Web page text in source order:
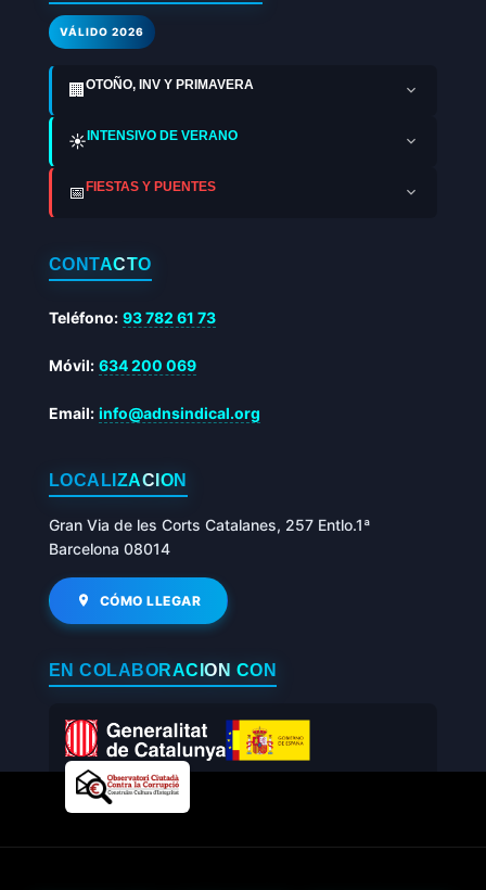
VÁLIDO 2026
🏢OTOÑO, INV Y PRIMAVERA
☀️ INTENSIVO DE VERANO
📅 FIESTAS Y PUENTES
CONTACTO
Teléfono: 93 782 61 73
Móvil: 634 200 069
Email: info@adnsindical.org
LOCALIZACIÓN
Gran Via de les Corts Catalanes, 257 Entlo.1ª
Barcelona 08014
CÓMO LLEGAR
EN COLABORACIÓN CON